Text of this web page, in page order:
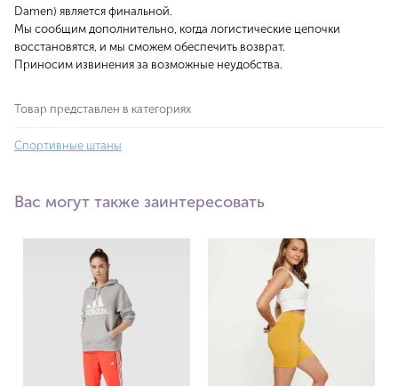
Damen) является финальной.
Мы сообщим дополнительно, когда логистические цепочки
восстановятся, и мы сможем обеспечить возврат.
Приносим извинения за возможные неудобства.
Товар представлен в категориях
Спортивные штаны
Вас могут также заинтересовать